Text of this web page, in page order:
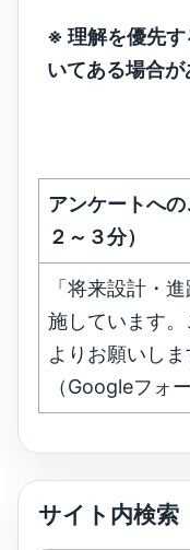
※ 理解を優先
いてある場合
アンケートへ
２～３分）
「将来設計・
施しています
よりお願いしま
（Googleフォ
サイト内検索